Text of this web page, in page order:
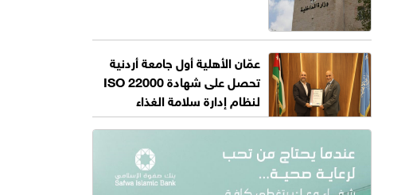
عمّان الأهلية أول جامعة أردنية
تحصل على شهادة ISO 22000
لنظام إدارة سلامة الغذاء